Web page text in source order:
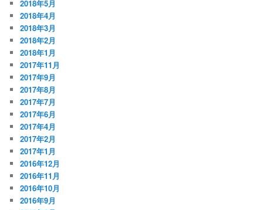
2018年5月
2018年4月
2018年3月
2018年2月
2018年1月
2017年11月
2017年9月
2017年8月
2017年7月
2017年6月
2017年4月
2017年2月
2017年1月
2016年12月
2016年11月
2016年10月
2016年9月